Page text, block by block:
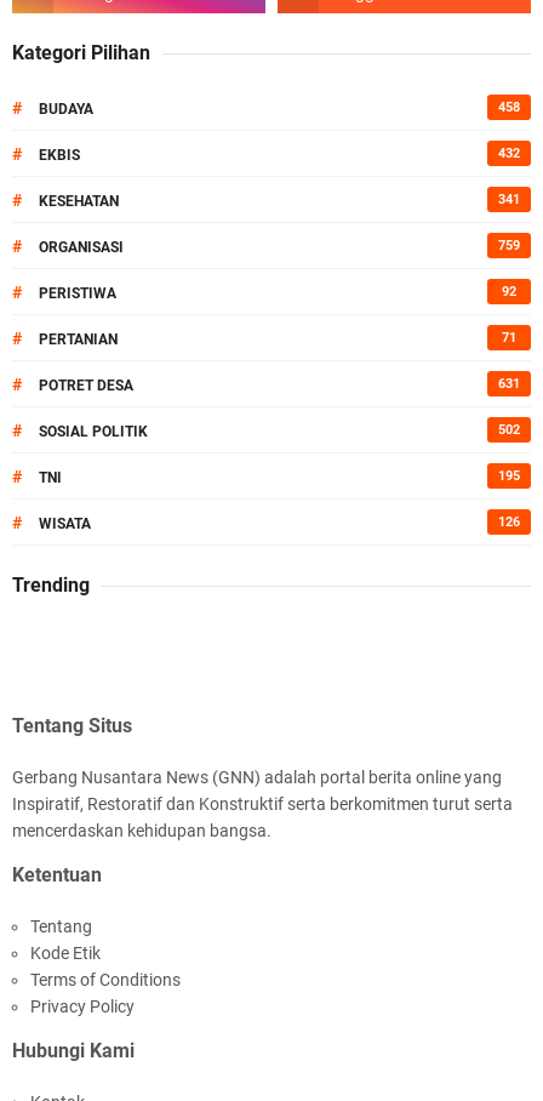
Kategori Pilihan
# BUDAYA 458
# EKBIS 432
# KESEHATAN 341
# ORGANISASI 759
# PERISTIWA 92
# PERTANIAN 71
# POTRET DESA 631
# SOSIAL POLITIK 502
# TNI 195
# WISATA 126
Trending
Tentang Situs
Gerbang Nusantara News (GNN) adalah portal berita online yang
Inspiratif, Restoratif dan Konstruktif serta berkomitmen turut serta
mencerdaskan kehidupan bangsa.
Ketentuan
Tentang
Kode Etik
Terms of Conditions
Privacy Policy
Hubungi Kami